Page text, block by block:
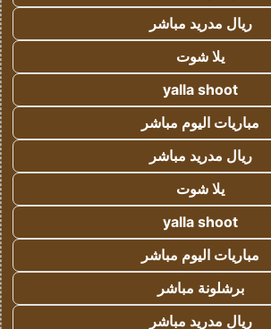
ريال مدريد مباشر
يلا شوت
yalla shoot
مباريات اليوم مباشر
ريال مدريد مباشر
يلا شوت
yalla shoot
مباريات اليوم مباشر
برشلونة مباشر
ريال مدريد مباشر